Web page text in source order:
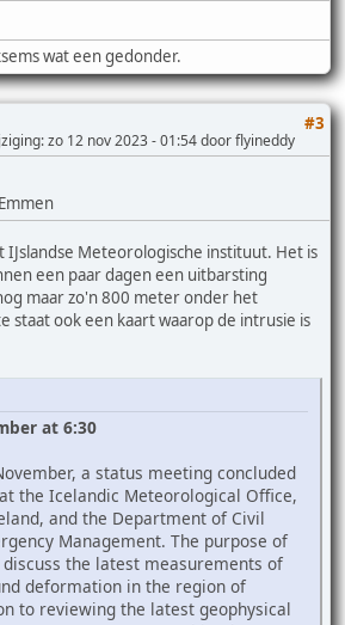
wat een gedonder.
#3
: zo 12 nov 2023 - 01:54 door flyineddy
IJslandse Meteorologische instituut. Het is
een paar dagen een uitbarsting
maar zo'n 800 meter onder het
staat ook een kaart waarop de intrusie is
at 6:30
a status meeting concluded
the Icelandic Meteorological Office,
and the Department of Civil
Management. The purpose of
the latest measurements of
deformation in the region of
to reviewing the latest geophysical